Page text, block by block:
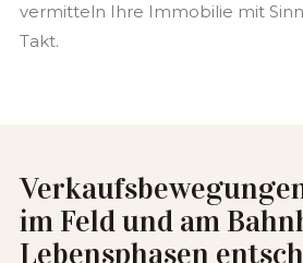
vermitteln Ihre Immobilie mit
Takt.
im Feld und am
Lebensphasen